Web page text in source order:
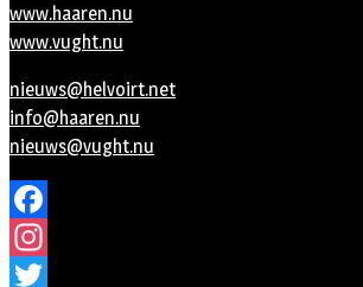
www.haaren.nu
www.vught.nu
nieuws@helvoirt.net
info@haaren.nu
nieuws@vught.nu
Facebook
Instagram